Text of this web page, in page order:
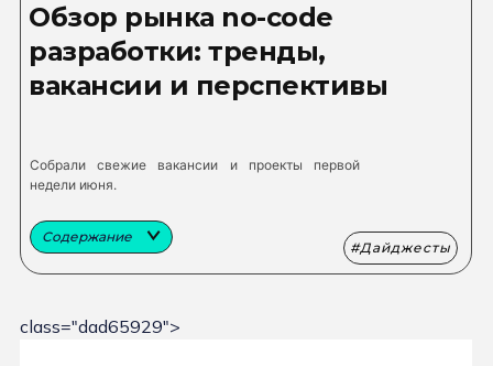
Обзор рынка no-code
разработки: тренды,
вакансии и перспективы
Собрали свежие вакансии и проекты первой
недели июня.
Содержание
Дайджесты
class="dad65929">